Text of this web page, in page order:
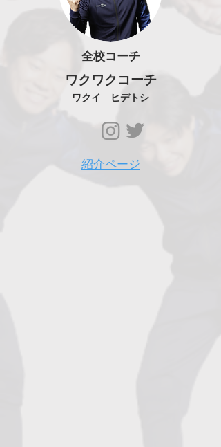
​全校コーチ
ワクワクコーチ
ワクイ ヒデトシ
紹介ページ